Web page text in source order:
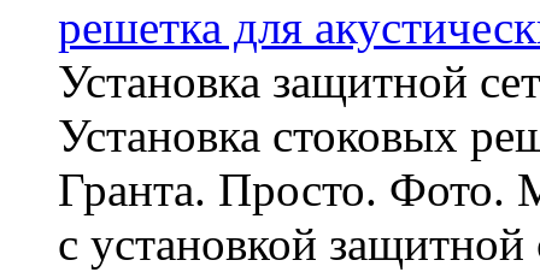
решетка для
Установка защитной
Установка стоковых
Гранта. Просто.
с установкой защитной